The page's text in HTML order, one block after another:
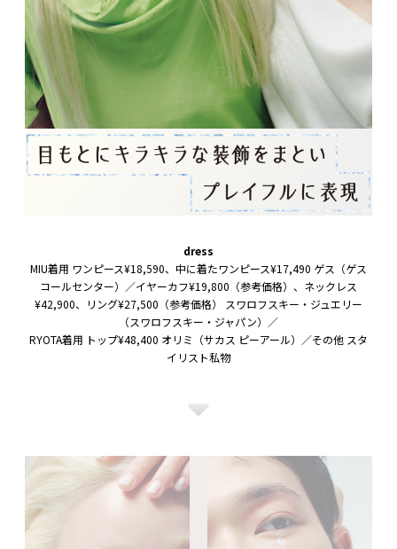
dress
MIU着用 ワンピース¥18,590、中に着たワンピース¥17,490 ゲス（ゲス
コールセンター）／イヤーカフ¥19,800（参考価格）、ネックレス
¥42,900、リング¥27,500（参考価格） スワロフスキー・ジュエリー
（スワロフスキー・ジャパン）／
RYOTA着用 トップ¥48,400 オリミ（サカス ピーアール）／その他 スタ
イリスト私物